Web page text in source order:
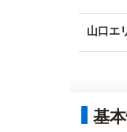
山口エ
基